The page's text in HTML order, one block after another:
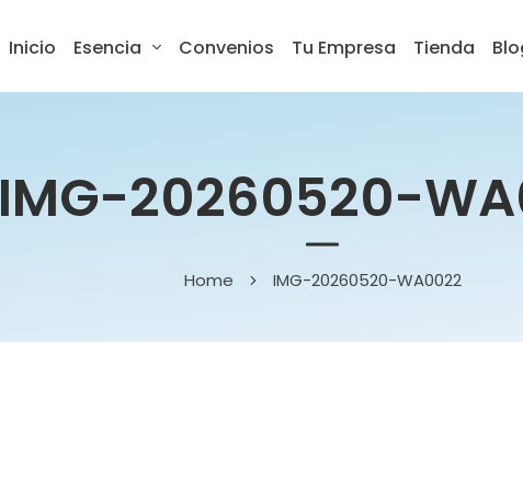
Inicio Esencia Convenios Tu Empresa Tienda
IMG-20260520-
Home IMG-20260520-WA0022